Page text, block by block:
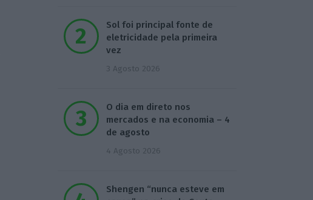
Sol foi principal fonte de
eletricidade pela primeira
vez
3 Agosto 2026
O dia em direto nos
mercados e na economia – 4
de agosto
4 Agosto 2026
Shengen “nunca esteve em